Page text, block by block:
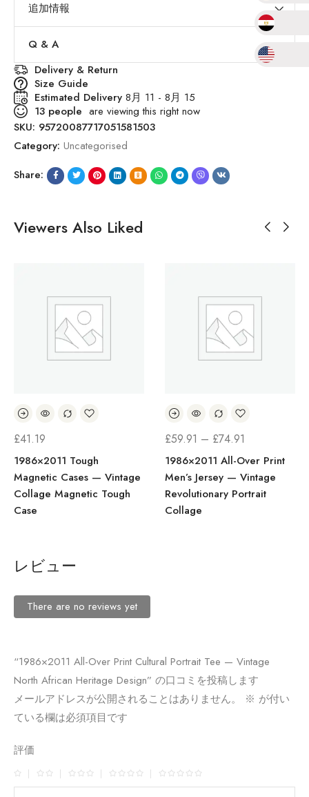
追加情報
Q & A
Delivery & Return
Size Guide
Estimated Delivery 8月 11 - 8月 15
13 people are viewing this right now
SKU: 95720087717051581503
Category: Uncategorised
Share:
Viewers Also Liked
£41.19
1986×2011 Tough
Magnetic Cases — Vintage
Collage Magnetic Tough
Case
£59.91 – £74.91
1986×2011 All-Over Print
Men’s Jersey — Vintage
Revolutionary Portrait
Collage
レビュー
There are no reviews yet
“1986×2011 All-Over Print Cultural Portrait Tee — Vintage
North African Heritage Design” の口コミを投稿します
メールアドレスが公開されることはありません。
※ が付い
ている欄は必須項目です
評価